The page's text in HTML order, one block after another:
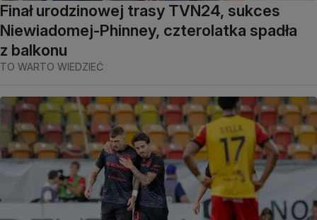
Finał urodzinowej trasy TVN24, sukces
Niewiadomej-Phinney, czterolatka spadła
z balkonu
TO WARTO WIEDZIEĆ